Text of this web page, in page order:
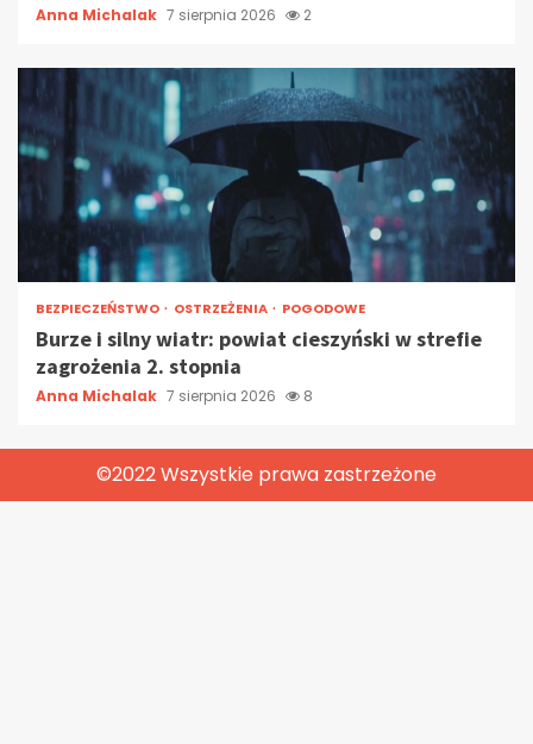
Anna Michalak 7 sierpnia 2026 2
BEZPIECZEŃSTWO OSTRZEŻENIA POGODOWE
Burze i silny wiatr: powiat cieszyński w strefie
zagrożenia 2. stopnia
Anna Michalak 7 sierpnia 2026 8
©2022 Wszystkie prawa zastrzeżone